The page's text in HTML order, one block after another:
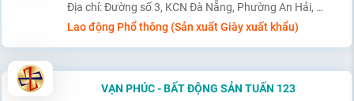
Địa chỉ: Đường số 3, KCN Đà Nẵng, Phường An Hải, Đà Nẵng
Lao động Phổ thông (Sản xuất Giày xuất khẩu)
VẠN PHÚC - BẤT ĐỘNG SẢN TUẤN 123